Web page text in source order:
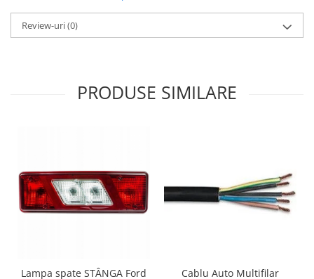
Review-uri(0)
PRODUSE SIMILARE
Lampa spate STÂNGA Ford
Cablu Auto Multifilar